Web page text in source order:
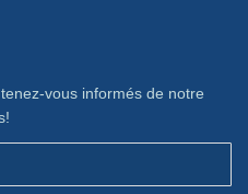
vous informés de notre